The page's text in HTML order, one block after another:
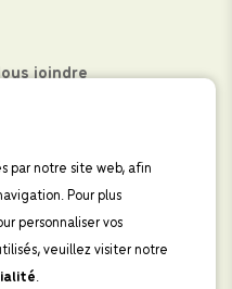
joindre
vous à
par notre site web, afin
Pour plus
personnaliser vos
veuillez visiter notre
.